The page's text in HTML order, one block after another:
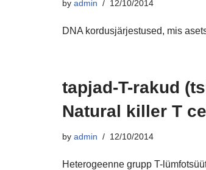
by admin 12/10/2014
DNA kordusjärjestused, mis
tapjad-T-rakud
Natural killer T
by admin 12/10/2014
Heterogeenne grupp T-